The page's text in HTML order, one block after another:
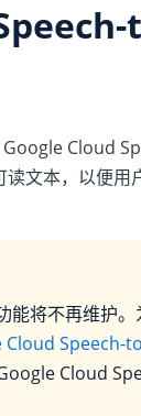
Cloud
文本，以便用
能将不再维护。
Speech-
Cloud